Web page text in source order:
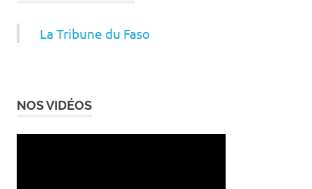
La Tribune du Faso
NOS VIDÉOS